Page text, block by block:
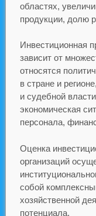
областях,
продукции, долю
Инвестиционная
зависит от
относятся
в стране и
и судебной
экономическая
персонала,
Оценка
организаций
собой
хозяйственной
потенциала.